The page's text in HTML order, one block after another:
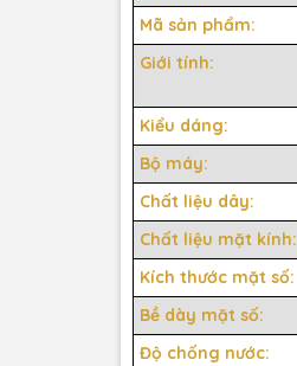
Mã sản phẩm:
Giới tính:
Kiểu dáng:
Bộ máy:
Chất liệu dây:
Chất liệu mặt kính:
Kích thước mặt số:
Bề dày mặt số:
Độ chống nước: